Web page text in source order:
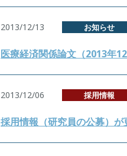
2013/12/13 お知らせ
医療経済関係論文（2013年
2013/12/06 採用情報
採用情報（研究員の公募）が